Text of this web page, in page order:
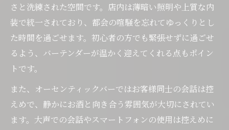
さと洗練された空間です。店内は薄暗い照明や上質な内
装で統一されており、都会の喧騒を忘れてゆっくりとし
た時間を過ごせます。初心者の方でも緊張せずに過ごせ
るよう、バーテンダーが温かく迎えてくれる点もポイン
トです。
また、オーセンティックバーではお客様同士の会話は控
えめで、静かにお酒と向き合う雰囲気が大切にされてい
ます。大声での会話やスマートフォンの使用は控えめに